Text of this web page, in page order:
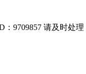
9709857 请及时处